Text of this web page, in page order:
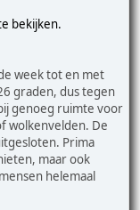
bekijken.
week tot en met
graden, dus tegen
genoeg ruimte voor
wolkenvelden. De
Prima
maar ook
helemaal